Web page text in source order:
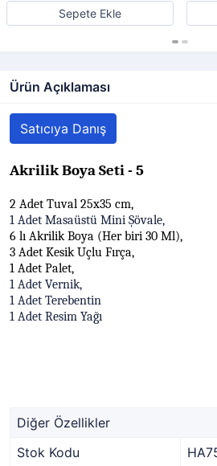
Sepete Ekle
Ürün Açıklaması
Satıcıya Danış
Akrilik Boya Seti - 5
2 Adet Tuval 25x35 cm,
1 Adet Masaüstü Mini Şövale,
6 lı Akrilik Boya (Her biri 30 Ml),
3 Adet Kesik Uçlu Fırça,
1 Adet Palet,
1 Adet Vernik,
1 Adet Terebentin
1 Adet Resim Yağı
Diğer Özellikler
Stok Kodu